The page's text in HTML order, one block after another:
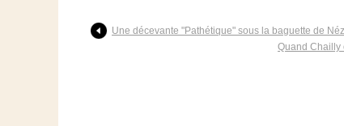
Une décevante "Pathétique" sous la baguette de
Quand Chailly